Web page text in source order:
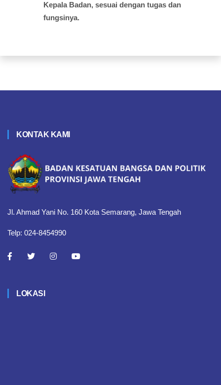
KepalaBadan, sesuai dengan tugas dan
fungsinya.
KONTAK KAMI
Jl. Ahmad Yani No. 160 Kota Semarang, Jawa Tengah
Telp: 024-8454990
LOKASI